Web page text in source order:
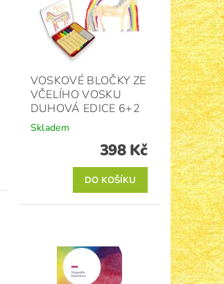
VOSKOVÉ BLOČKY ZE
VČELÍHO VOSKU
DUHOVÁ EDICE 6+2
Skladem
398 Kč